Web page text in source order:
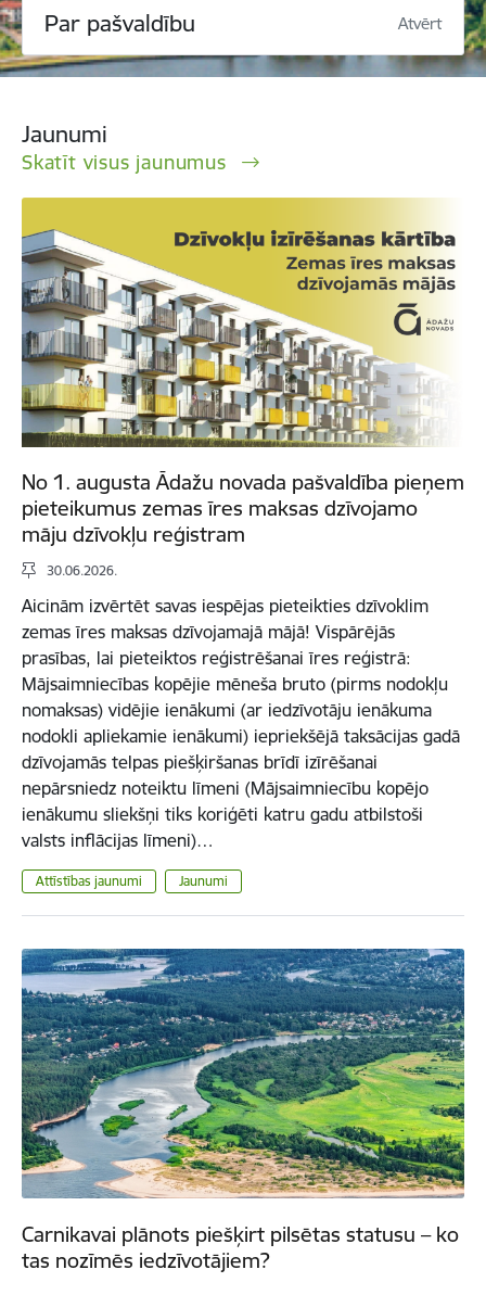
Par pašvaldību Atvērt
Jaunumi
Skatīt visus jaunumus
No 1. augusta Ādažu novada pašvaldība pieņem
pieteikumus zemas īres maksas dzīvojamo
māju dzīvokļu reģistram
30.06.2026.
Aicinām izvērtēt savas iespējas pieteikties dzīvoklim
zemas īres maksas dzīvojamajā mājā! Vispārējās
prasības, lai pieteiktos reģistrēšanai īres reģistrā:
Mājsaimniecības kopējie mēneša bruto (pirms nodokļu
nomaksas) vidējie ienākumi (ar iedzīvotāju ienākuma
nodokli apliekamie ienākumi) iepriekšējā taksācijas gadā
dzīvojamās telpas piešķiršanas brīdī izīrēšanai
nepārsniedz noteiktu līmeni (Mājsaimniecību kopējo
ienākumu sliekšņi tiks koriģēti katru gadu atbilstoši
valsts inflācijas līmeni)…
Attīstības jaunumi Jaunumi
Carnikavai plānots piešķirt pilsētas statusu – ko
tas nozīmēs iedzīvotājiem?